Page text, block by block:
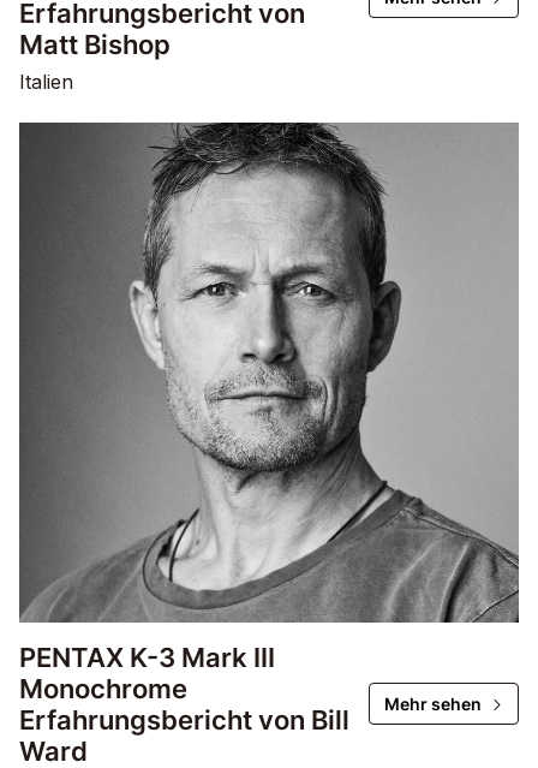
Erfahrungsbericht von
Matt Bishop
Italien
PENTAX K-3 Mark III
Monochrome
Erfahrungsbericht von Bill
Ward
Mehr sehen